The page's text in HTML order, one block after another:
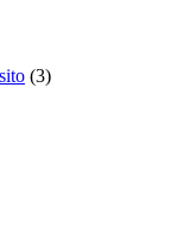
(3)